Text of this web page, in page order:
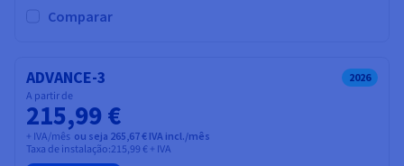
Comparar
ADVANCE-3 2026
A partir de
215,99 €
+ IVA/mês ou seja 265,67 € IVA incl./mês
Taxa de instalação:215,99 € + IVA